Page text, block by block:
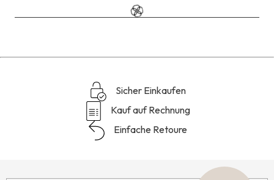
Reviews
Sicher Einkaufen
Kauf auf Rechnung
Einfache Retoure